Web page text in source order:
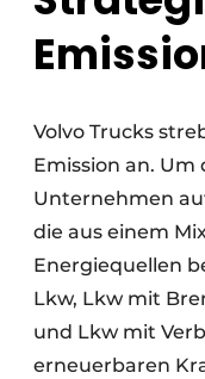
Volvo Trucks
Emission an. Um
Unternehmen
die aus einem
Energiequellen
Lkw, Lkw mit
und Lkw mit
erneuerbaren